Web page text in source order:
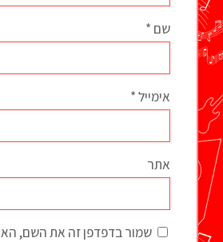
שם *
אימייל*
אתר
שמור בדפדפן זה את השם,